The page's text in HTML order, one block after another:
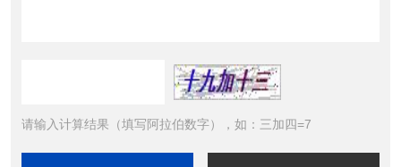
请输入计算结果（填写阿拉伯数字），如：三加四=7